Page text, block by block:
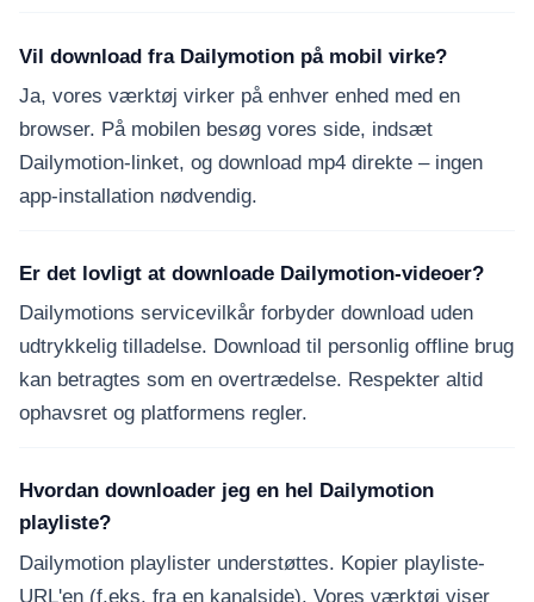
Vil download fra Dailymotion på mobil virke?
Ja, vores værktøj virker på enhver enhed med en
browser. På mobilen besøg vores side, indsæt
Dailymotion-linket, og download mp4 direkte – ingen
app-installation nødvendig.
Er det lovligt at downloade Dailymotion-videoer?
Dailymotions servicevilkår forbyder download uden
udtrykkelig tilladelse. Download til personlig offline brug
kan betragtes som en overtrædelse. Respekter altid
ophavsret og platformens regler.
Hvordan downloader jeg en hel Dailymotion
playliste?
Dailymotion playlister understøttes. Kopier playliste-
URL'en (f.eks. fra en kanalside). Vores værktøj viser